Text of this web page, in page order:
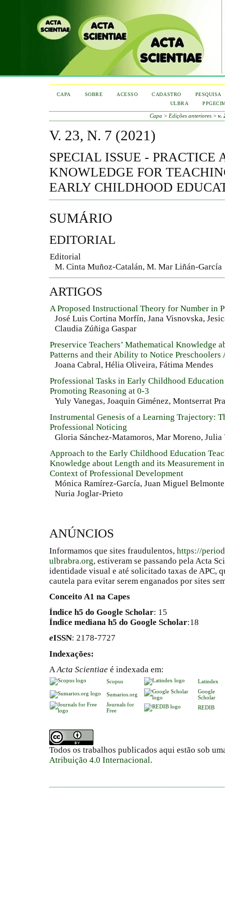
CAPA SOBRE ACESSO CADASTRO
PESQUISA
ULBRA
Capa > Edições anteriores> v.
V. 23, N. 7 (2021)
SPECIAL ISSUE - PRACTICE
KNOWLEDGE FOR
EARLY CHILDHOOD
SUMÁRIO
EDITORIAL
Editorial
M. Cinta Muñoz-Catalán, M. Mar Liñán-García
ARTIGOS
A Proposed Instructional Theory for Number in
José Luis Cortina Morfín, Jana Visnovska,
Claudia Zúñiga Gaspar
Preservice Teachers’ Mathematical Knowledge
Patterns and their Ability to Notice
Joana Cabral, Hélia Oliveira, Fátima Mendes
Professional Tasks in Early Childhood
Promoting Reasoning at 0-3
Yuly Vanegas, Joaquin Giménez, Montserrat
Instrumental Genesis of a Learning Trajectory:
Professional Noticing
Gloria Sánchez-Matamoros, Mar Moreno, Julia
Approach to the Early Childhood Education
Knowledge about Length and its Measurement
Context of Professional Development
Mónica Ramírez-García, Juan Miguel
Nuria Joglar-Prieto
ANÚNCIOS
Informamos que sites fraudulentos, https://
ulbrabra.org, estiveram se passando pela Acta
identidade visual e até solicitado taxas de APC,
cautela para evitar serem enganados por sites
Conceito A1 na Capes
Índice h5 do Google Scholar: 15
Índice mediana h5 do Google Scholar:18
eISSN: 2178-7727
Indexações:
A Acta Scientiae é indexada em:
Scopus Latindex
Sumarios.org
Google
Scholar
Journals for
Free
REDIB
Todos os trabalhos publicados aqui estão sob
Atribuição 4.0 Internacional.